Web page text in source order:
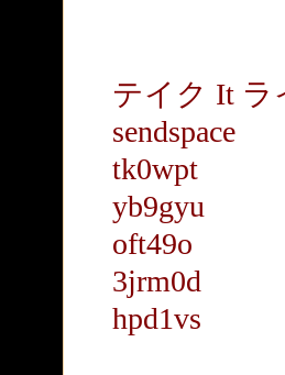
テイク It ラ
sendspace
tk0wpt
yb9gyu
oft49o
3jrm0d
hpd1vs